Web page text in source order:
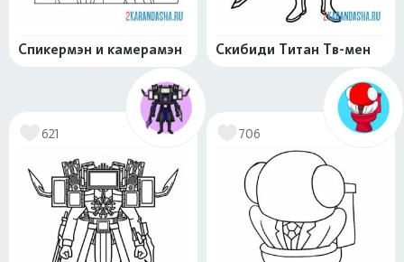
Спикермэн и камерамэн Скибиди Титан Тв-мен
621 706